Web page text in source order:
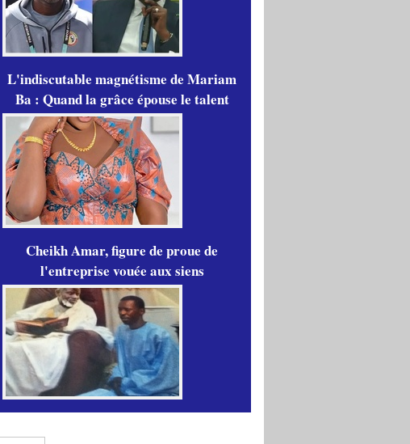
L'indiscutable magnétisme de Mariam
Ba : Quand la grâce épouse le talent
Cheikh Amar, figure de proue de
l'entreprise vouée aux siens